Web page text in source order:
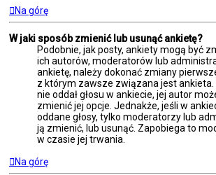
Na górę
W jaki sposób zmienić lub usunąć ankietę?
Podobnie, jak posty, ankiety mogą być
ich autorów, moderatorów lub
ankietę, należy dokonać zmiany
z którym zawsze związana jest
nie oddał głosu w ankiecie, jej autor
zmienić jej opcje. Jednakże, jeśli w
oddane głosy, tylko moderatorzy lub
ją zmienić, lub usunąć. Zapobiega to
w czasie jej trwania.
Na górę